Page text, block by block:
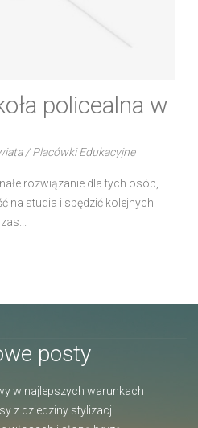
policealna w
/ Placówki Edukacyjne
rozwiązanie dla tych osób,
na studia i spędzić kolejnych
posty
w najlepszych warunkach
z dziedziny stylizacji.